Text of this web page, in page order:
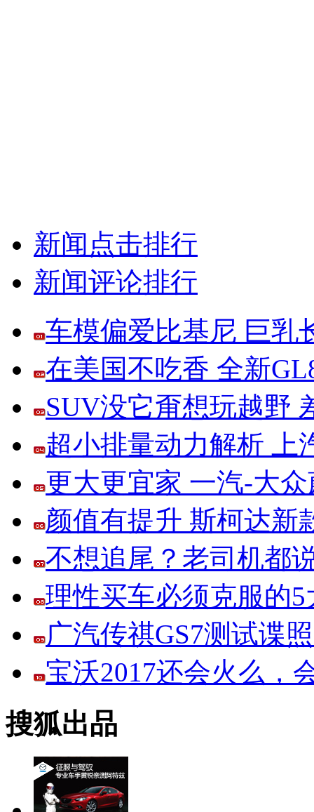
新闻点击排行
新闻评论排行
车模偏爱比基尼 巨乳
在美国不吃香 全新
SUV没它甭想玩越野
超小排量动力解析 上
更大更宜家 一汽-大
颜值有提升 斯柯达新
不想追尾？老司机都
理性买车必须克服的5
广汽传祺GS7测试谍
宝沃2017还会火么，
搜狐出品